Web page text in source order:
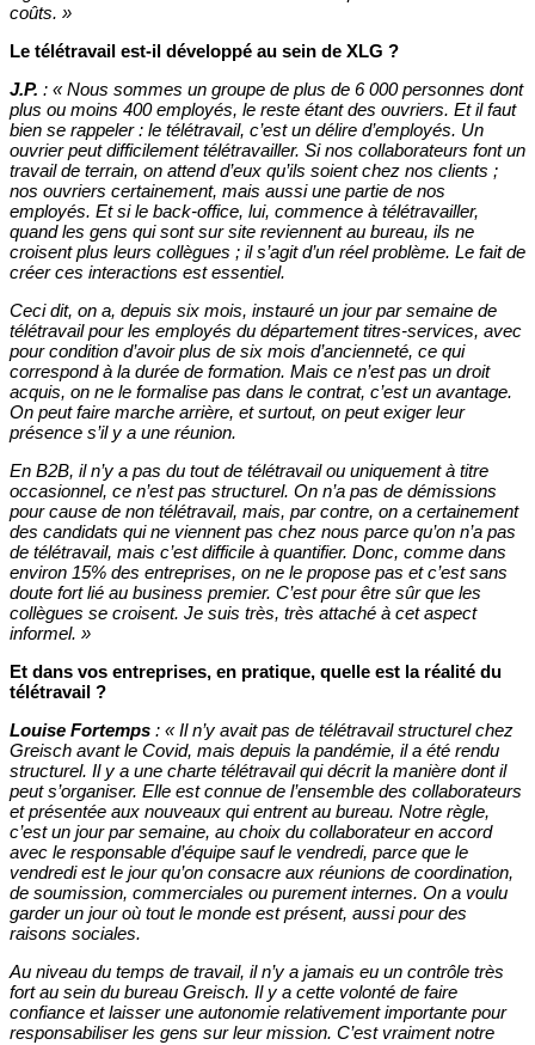
coûts. »
Le télétravail est-il développé au sein de XLG ?
J.P. : « Nous sommes un groupe de plus de 6 000 personnes dont
plus ou moins 400 employés, le reste étant des ouvriers. Et il faut
bien se rappeler : le télétravail, c’est un délire d’employés. Un
ouvrier peut difficilement télétravailler. Si nos collaborateurs font un
travail de terrain, on attend d’eux qu’ils soient chez nos clients ;
nos ouvriers certainement, mais aussi une partie de nos
employés. Et si le back-office, lui, commence à télétravailler,
quand les gens qui sont sur site reviennent au bureau, ils ne
croisent plus leurs collègues ; il s’agit d’un réel problème. Le fait de
créer ces interactions est essentiel.
Ceci dit, on a, depuis six mois, instauré un jour par semaine de
télétravail pour les employés du département titres-services, avec
pour condition d’avoir plus de six mois d’ancienneté, ce qui
correspond à la durée de formation. Mais ce n’est pas un droit
acquis, on ne le formalise pas dans le contrat, c’est un avantage.
On peut faire marche arrière, et surtout, on peut exiger leur
présence s’il y a une réunion.
En B2B, il n’y a pas du tout de télétravail ou uniquement à titre
occasionnel, ce n’est pas structurel. On n’a pas de démissions
pour cause de non télétravail, mais, par contre, on a certainement
des candidats qui ne viennent pas chez nous parce qu’on n’a pas
de télétravail, mais c’est difficile à quantifier. Donc, comme dans
environ 15% des entreprises, on ne le propose pas et c’est sans
doute fort lié au business premier. C’est pour être sûr que les
collègues se croisent. Je suis très, très attaché à cet aspect
informel. »
Et dans vos entreprises, en pratique, quelle est la réalité du
télétravail ?
Louise Fortemps : « Il n’y avait pas de télétravail structurel chez
Greisch avant le Covid, mais depuis la pandémie, il a été rendu
structurel. Il y a une charte télétravail qui décrit la manière dont il
peut s’organiser. Elle est connue de l’ensemble des collaborateurs
et présentée aux nouveaux qui entrent au bureau. Notre règle,
c’est un jour par semaine, au choix du collaborateur en accord
avec le responsable d’équipe sauf le vendredi, parce que le
vendredi est le jour qu’on consacre aux réunions de coordination,
de soumission, commerciales ou purement internes. On a voulu
garder un jour où tout le monde est présent, aussi pour des
raisons sociales.
Au niveau du temps de travail, il n’y a jamais eu un contrôle très
fort au sein du bureau Greisch. Il y a cette volonté de faire
confiance et laisser une autonomie relativement importante pour
responsabiliser les gens sur leur mission. C’est vraiment notre